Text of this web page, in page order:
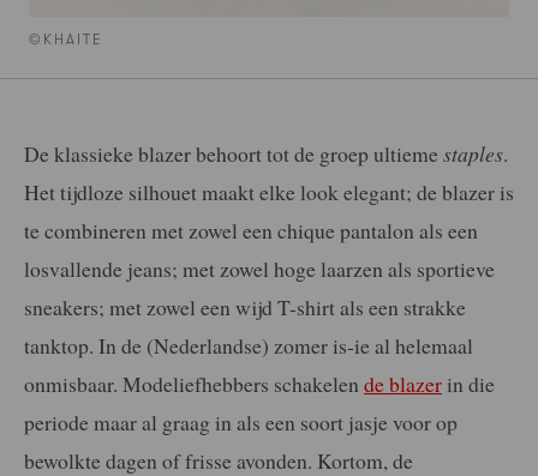
©KHAITE
De klassieke blazer behoort tot de groep ultieme staples.
Het tijdloze silhouet maakt elke look elegant; de blazer is
te combineren met zowel een chique pantalon als een
losvallende jeans; met zowel hoge laarzen als sportieve
sneakers; met zowel een wijd T-shirt als een strakke
tanktop. In de (Nederlandse) zomer is-ie al helemaal
onmisbaar. Modeliefhebbers schakelen de blazer in die
periode maar al graag in als een soort jasje voor op
bewolkte dagen of frisse avonden. Kortom, de